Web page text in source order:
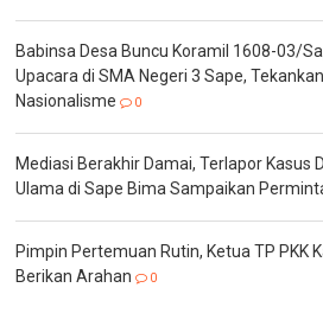
Babinsa Desa Buncu Koramil 1608-03/
Upacara di SMA Negeri 3 Sape,
Nasionalisme
0
Mediasi Berakhir Damai, Terlapor Kasus
Ulama di Sape Bima Sampaikan
Pimpin Pertemuan Rutin, Ketua TP PKK
Berikan Arahan
0